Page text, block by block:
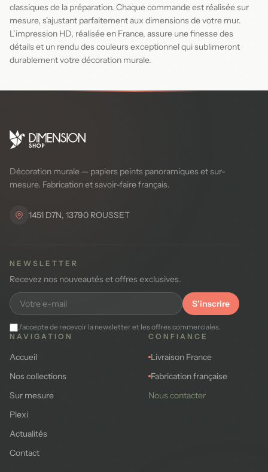
classiques de la préparation. Chaque commande est réalisée sur
mesure, s'ajustant parfaitement aux dimensions de votre mur.
L’impression HD, réalisée en France, assure une finesse des
détails et un rendu des couleurs exceptionnel qui sublimeront
durablement votre décoration murale.
Décoration murale — papiers peints panoramiques et sur-
mesure. Fabrication et savoir-faire français.
1451 D7N, 13790 ROUSSET
NEWSLETTER
Recevez nos nouveautés et offres exclusives.
S'inscrire
J'accepte de recevoir la newsletter et les offres commerciales.
NAVIGATION
Accueil
Nos collections
Sur mesure
Plexi
Actualités
Contact
CONFIANCE
Livraison France
Fabrication française
Nous contacter